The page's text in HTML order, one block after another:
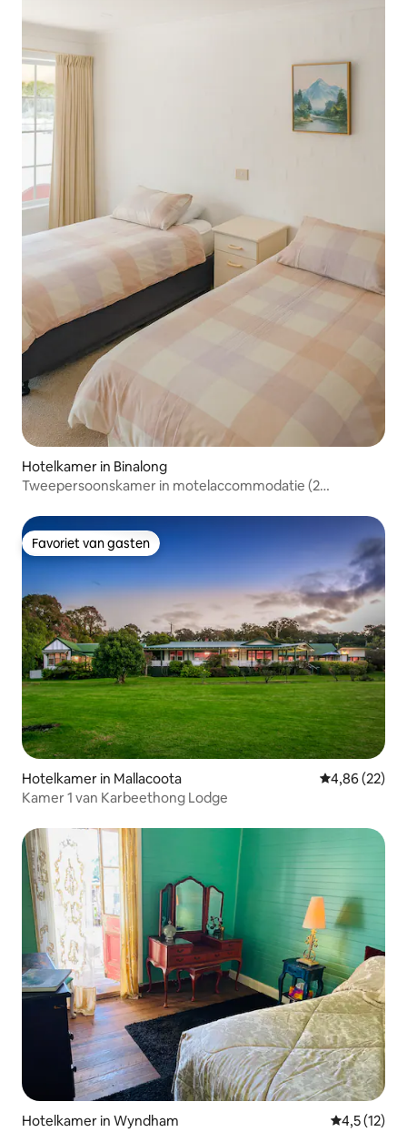
Hotelkamer in Binalong
Tweepersoonskamer in motelaccommodatie (2
Favoriet van gasten
Favoriet van gasten
Hotelkamer in Mallacoota Gemiddelde
4,86 (22)
Kamer 1 van Karbeethong Lodge
Hotelkamer in Wyndham
4,5 (12)